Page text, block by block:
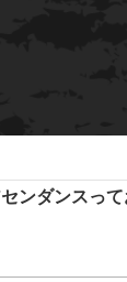
ンダンスっ